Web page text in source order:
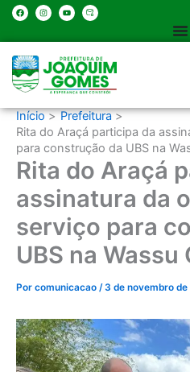
conteúdo
F
a
c
o
k
I
n
s
m
Y
o
u
e
H
u
g
a
i
l
-
u
n
o
c
0
1
Início
Prefeitura
Rita do Araçá participa da
para construção da UBS na
Rita do Araçá
assinatura da
serviço para
UBS na Wassu
Por comunicacao /3 de novembro de